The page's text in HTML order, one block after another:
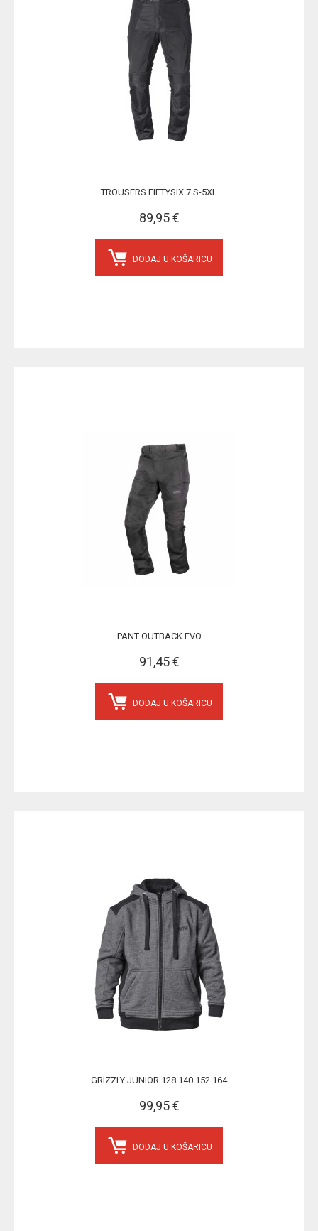
TROUSERS FIFTYSIX.7 S-5XL
89,95 €
DODAJ U KOŠARICU
PANT OUTBACK EVO
91,45 €
DODAJ U KOŠARICU
GRIZZLY JUNIOR 128 140 152 164
99,95 €
DODAJ U KOŠARICU